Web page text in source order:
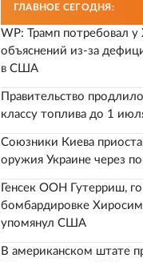
ГЛАВНОЕ СЕГОДНЯ:
WP: Трамп потребовал у
объяснений из-за
в США
Правительство
классу топлива до 1
Союзники Киева
оружия Украине через
Генсек ООН Гутерриш,
бомбардировке
упомянул США
В американском штате